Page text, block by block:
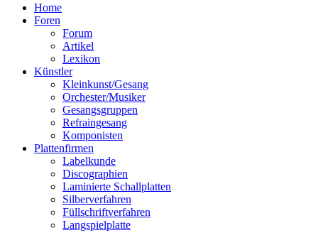
Home
Foren
Forum
Artikel
Lexikon
Künstler
Kleinkunst/Gesang
Orchester/Musiker
Gesangsgruppen
Refraingesang
Komponisten
Plattenfirmen
Labelkunde
Discographien
Laminierte Schallplatten
Silberverfahren
Füllschriftverfahren
Langspielplatte